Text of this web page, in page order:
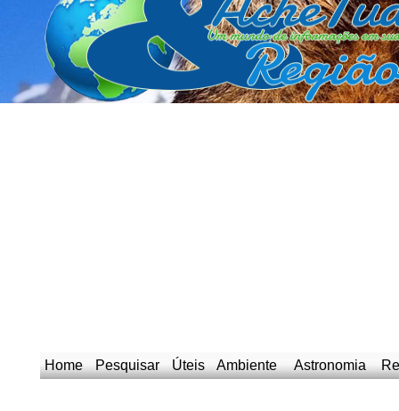
Home Pesquisar Úteis Ambiente Astronomia